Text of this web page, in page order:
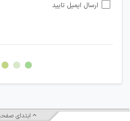
امکان تأیید نظرات کاربرانی که به
هرگونه تحریک، تحقیر و کنایه به
غیر مجاز می باشد.
امکان هماهنگی برای هرگونه
ارسال ایمیل تایید
ابتدای